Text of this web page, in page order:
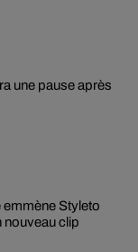
une pause après
Styleto
nouveau clip